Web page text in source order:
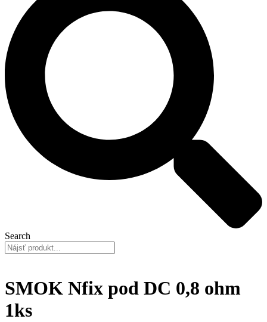
Search
SMOK Nfix pod DC 0,8 ohm
1ks